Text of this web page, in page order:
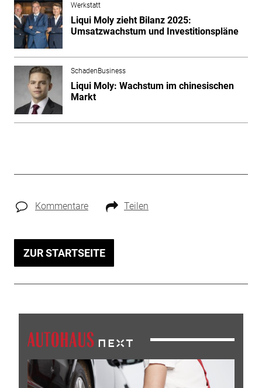
Werkstatt
Liqui Moly zieht Bilanz 2025:
Umsatzwachstum und Investitionspläne
SchadenBusiness
Liqui Moly: Wachstum im chinesischen
Markt
Kommentare Teilen
ZUR STARTSEITE